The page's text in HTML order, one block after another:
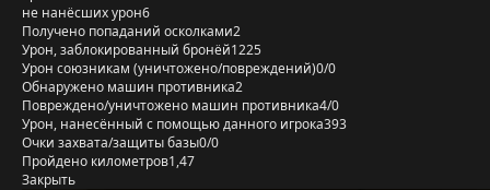
не нанёсших урон6
Получено попаданий осколками2
Урон, заблокированный бронёй1225
Урон союзникам (уничтожено/повреждений)0/0
Обнаружено машин противника2
Повреждено/уничтожено машин противника4/0
Урон, нанесённый с помощью данного игрока393
Очки захвата/защиты базы0/0
Пройдено километров1,47
Закрыть